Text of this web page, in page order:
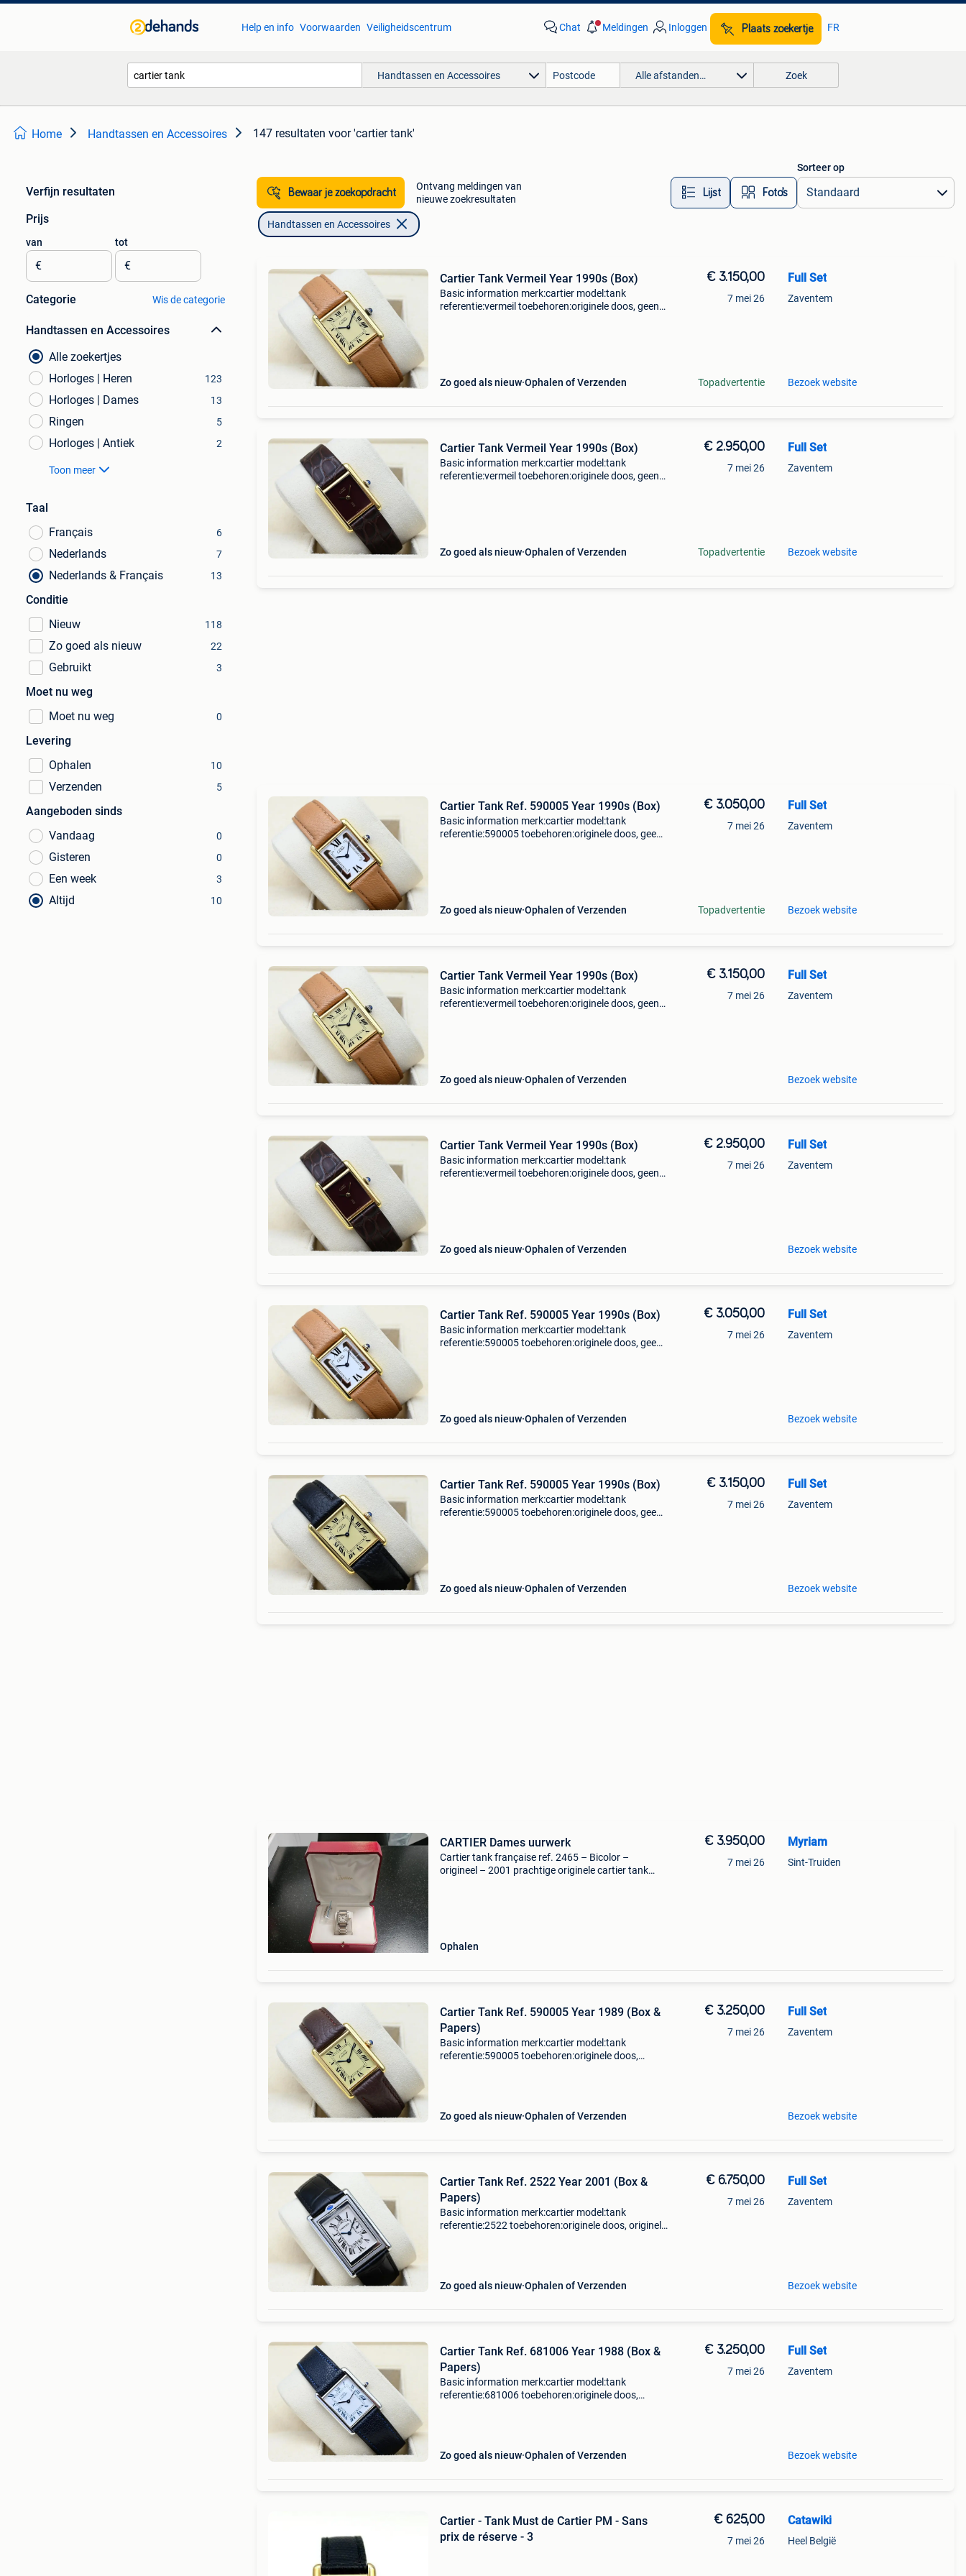
Help en info Voorwaarden Veiligheidscentrum Chat Meldingen Inloggen Plaats zoekertje FR
Handtassen en Accessoires Alle afstanden… Zoek
Home Handtassen en Accessoires 147 resultaten voor 'cartier tank'
Verfijn resultaten
Prijs
van
€
tot
€
Categorie Wis de categorie
Handtassen en Accessoires
Alle zoekertjes
Horloges | Heren
123
Horloges | Dames 13
Ringen 5
Horloges | Antiek 2
Toon meer
Taal
Français
6
Nederlands 7
Nederlands & Français 13
Conditie
Nieuw
118
Zo goed als nieuw 22
Gebruikt 3
Moet nu weg
Moet nu weg
0
Levering
Ophalen
10
Verzenden 5
Aangeboden sinds
Vandaag
0
Gisteren 0
Een week 3
Altijd 10
Bewaar je zoekopdracht
Ontvang meldingen van
nieuwe zoekresultaten
Lijst Foto’s
Sorteer op
Handtassen en Accessoires
Cartier Tank Vermeil Year 1990s (Box)
Basic information merk:cartier model:tank
referentie:vermeil toebehoren:originele doos, geen
Zo goed als nieuw Ophalen of Verzenden
€ 3.150,00
7 mei 26
Topadvertentie
Full Set
Zaventem
Bezoek website
Cartier Tank Vermeil Year 1990s (Box)
Basic information merk:cartier model:tank
referentie:vermeil toebehoren:originele doos, geen
Zo goed als nieuw Ophalen of Verzenden
€ 2.950,00
7 mei 26
Topadvertentie
Full Set
Zaventem
Bezoek website
Cartier Tank Ref. 590005 Year 1990s (Box)
Basic information merk:cartier model:tank
referentie:590005 toebehoren:originele doos, geen
Zo goed als nieuw Ophalen of Verzenden
€ 3.050,00
7 mei 26
Topadvertentie
Full Set
Zaventem
Bezoek website
Cartier Tank Vermeil Year 1990s (Box)
Basic information merk:cartier model:tank
referentie:vermeil toebehoren:originele doos, geen
Zo goed als nieuw Ophalen of Verzenden
€ 3.150,00
7 mei 26
Full Set
Zaventem
Bezoek website
Cartier Tank Vermeil Year 1990s (Box)
Basic information merk:cartier model:tank
referentie:vermeil toebehoren:originele doos, geen
Zo goed als nieuw Ophalen of Verzenden
€ 2.950,00
7 mei 26
Full Set
Zaventem
Bezoek website
Cartier Tank Ref. 590005 Year 1990s (Box)
Basic information merk:cartier model:tank
referentie:590005 toebehoren:originele doos, geen
Zo goed als nieuw Ophalen of Verzenden
€ 3.050,00
7 mei 26
Full Set
Zaventem
Bezoek website
Cartier Tank Ref. 590005 Year 1990s (Box)
Basic information merk:cartier model:tank
referentie:590005 toebehoren:originele doos, geen
Zo goed als nieuw Ophalen of Verzenden
€ 3.150,00
7 mei 26
Full Set
Zaventem
Bezoek website
CARTIER Dames uurwerk
Cartier tank française ref. 2465 – Bicolor –
origineel – 2001 prachtige originele cartier tank
Ophalen
€ 3.950,00
7 mei 26
Myriam
Sint-Truiden
Cartier Tank Ref. 590005 Year 1989 (Box &
Papers)
Basic information merk:cartier model:tank
referentie:590005 toebehoren:originele doos,
Zo goed als nieuw Ophalen of Verzenden
€ 3.250,00
7 mei 26
Full Set
Zaventem
Bezoek website
Cartier Tank Ref. 2522 Year 2001 (Box &
Papers)
Basic information merk:cartier model:tank
referentie:2522 toebehoren:originele doos, originele
Zo goed als nieuw Ophalen of Verzenden
€ 6.750,00
7 mei 26
Full Set
Zaventem
Bezoek website
Cartier Tank Ref. 681006 Year 1988 (Box &
Papers)
Basic information merk:cartier model:tank
referentie:681006 toebehoren:originele doos,
Zo goed als nieuw Ophalen of Verzenden
€ 3.250,00
7 mei 26
Full Set
Zaventem
Bezoek website
Cartier - Tank Must de Cartier PM - Sans
prix de réserve - 3
€ 625,00
7 mei 26
Catawiki
Heel België